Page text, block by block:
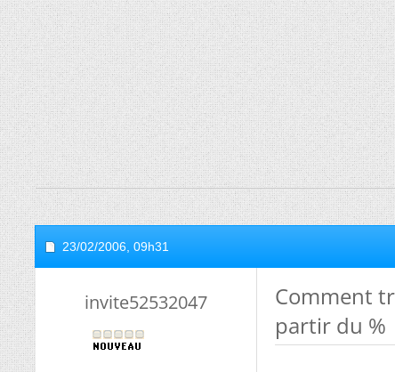
23/02/2006, 09h31
invite52532047
Comment
partir du %